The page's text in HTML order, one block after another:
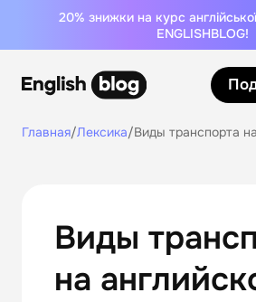
20% знижки на курс
ENGLISHBLOG!
Главная/Лексика/
Виды
на